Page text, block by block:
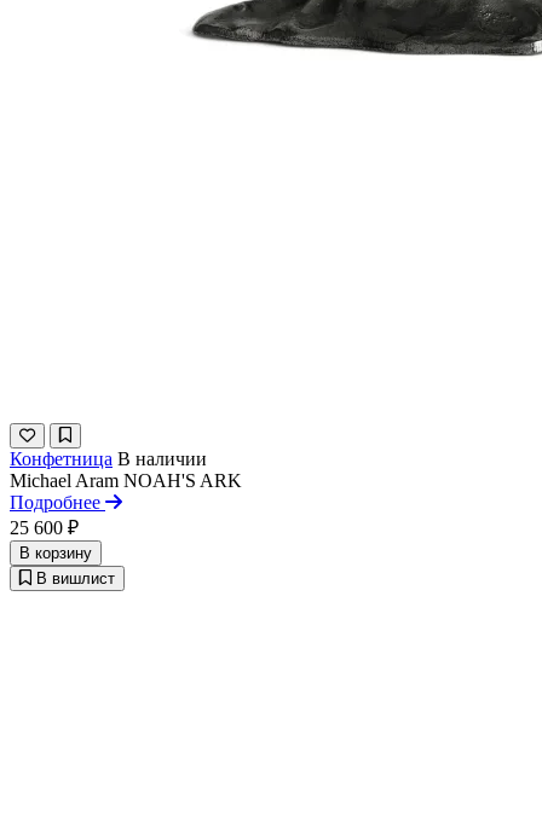
Конфетница В наличии
Michael Aram NOAH'S ARK
Подробнее
25 600 ₽
В корзину
В вишлист